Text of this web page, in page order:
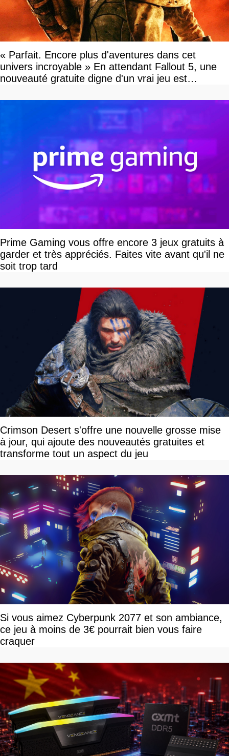
« Parfait. Encore plus d'aventures dans cet
univers incroyable » En attendant Fallout 5, une
nouveauté gratuite digne d'un vrai jeu est
Prime Gaming vous offre encore 3 jeux gratuits à
garder et très appréciés. Faites vite avant qu'il ne
soit trop tard
Crimson Desert s'offre une nouvelle grosse mise
à jour, qui ajoute des nouveautés gratuites et
transforme tout un aspect du jeu
Si vous aimez Cyberpunk 2077 et son ambiance,
ce jeu à moins de 3€ pourrait bien vous faire
craquer